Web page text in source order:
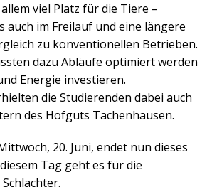
viel Platz für die Tiere –
auch im Freilauf und eine längere
zu konventionellen Betrieben.
dazu Abläufe optimiert werden
Energie investieren.
die Studierenden dabei auch
des Hofguts Tachenhausen.
20. Juni, endet nun dieses
Tag geht es für die